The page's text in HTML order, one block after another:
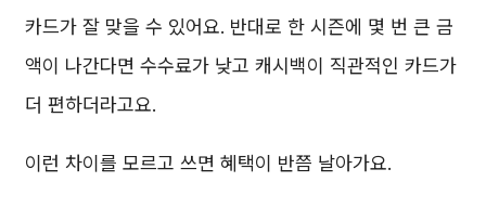
카드가 잘 맞을 수 있어요. 반대로 한 시즌에 몇 번 큰 금
액이 나간다면 수수료가 낮고 캐시백이 직관적인 카드가
더 편하더라고요.
이런 차이를 모르고 쓰면 혜택이 반쯤 날아가요.